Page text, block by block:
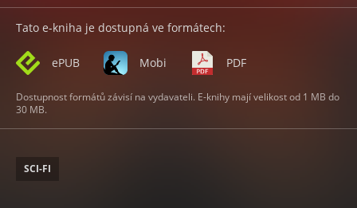
Tato e-kniha je dostupná ve formátech:
ePUB Mobi PDF
Dostupnost formátů závisí na vydavateli. E-knihy mají velikost od 1 MB do
30 MB.
SCI-FI